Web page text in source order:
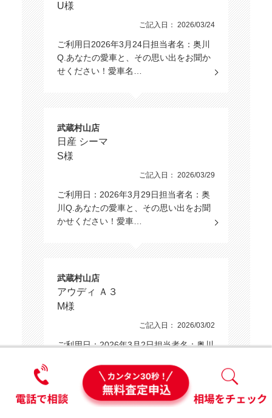
U様
ご記入日： 2026/03/24
ご利用日2026年3月24日担当者名：奥川
Q.あなたの愛車と、その思い出をお聞か
せください！愛車名…
武蔵村山店
日産 シーマ
S様
ご記入日： 2026/03/29
ご利用日：2026年3月29日担当者名：奥
川Q.あなたの愛車と、その思い出をお聞
かせください！愛車…
武蔵村山店
アウディ Ａ３
M様
ご記入日： 2026/03/02
ご利用日：2026年3月2日担当者名：奥川
せください！愛車名…